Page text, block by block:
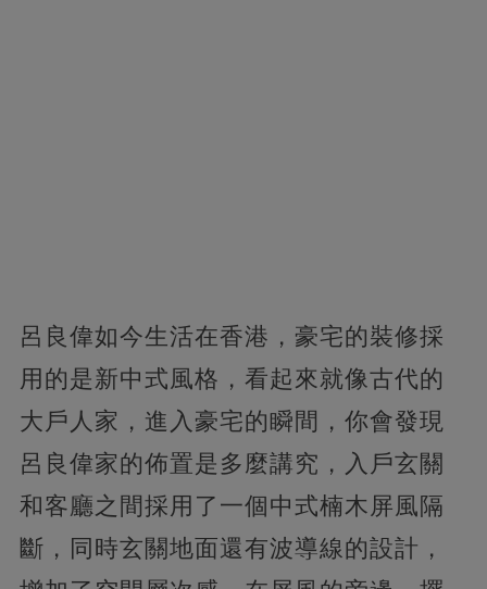
呂良偉如今生活在香港，豪宅的裝修採
用的是新中式風格，看起來就像古代的
大戶人家，進入豪宅的瞬間，你會發現
呂良偉家的佈置是多麼講究，入戶玄關
和客廳之間採用了一個中式楠木屏風隔
斷，同時玄關地面還有波導線的設計，